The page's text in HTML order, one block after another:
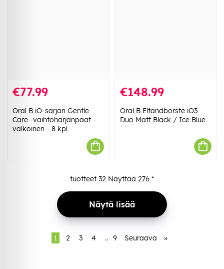
€77.99
Oral B iO-sarjan Gentle
Care -vaihtoharjanpäät -
valkoinen - 8 kpl
€148.99
Oral B Eltandborste iO3
Duo Matt Black / Ice Blue
tuotteet 32 Näyttää 276 *
Näytä lisää
1 2 3 4 .. 9 Seuraava »